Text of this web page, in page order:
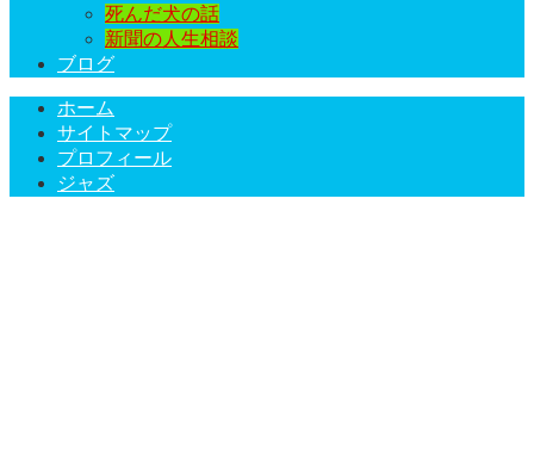
死んだ犬の話
新聞の人生相談
ブログ
ホーム
サイトマップ
プロフィール
ジャズ